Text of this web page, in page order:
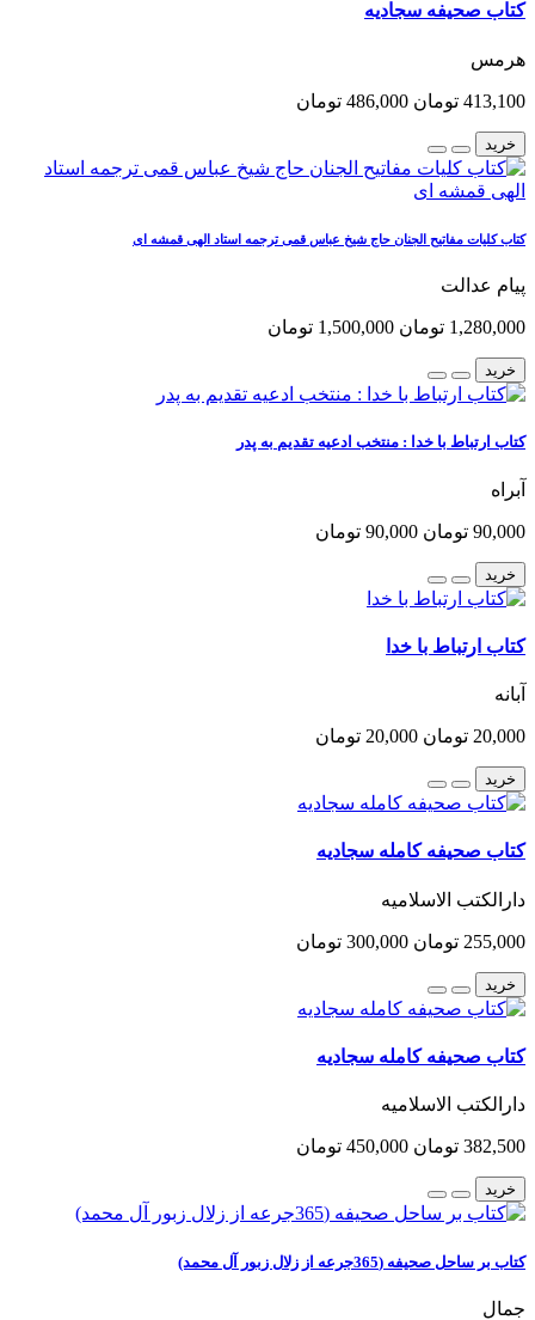
کتاب صحیفه سجادیه
هرمس
413,100 تومان 486,000 تومان
خرید
کتاب کلیات مفاتیح الجنان حاج شیخ عباس قمی ترجمه استاد الهی قمشه ای
پیام عدالت
1,280,000 تومان 1,500,000 تومان
خرید
کتاب ارتباط با خدا : منتخب ادعیه تقدیم به پدر
آبراه
90,000 تومان 90,000 تومان
خرید
کتاب ارتباط با خدا
آبانه
20,000 تومان 20,000 تومان
خرید
کتاب صحیفه کامله سجادیه
دارالکتب الاسلامیه
255,000 تومان 300,000 تومان
خرید
کتاب صحیفه کامله سجادیه
دارالکتب الاسلامیه
382,500 تومان 450,000 تومان
خرید
کتاب بر ساحل صحیفه (365جرعه از زلال زبور آل محمد)
جمال